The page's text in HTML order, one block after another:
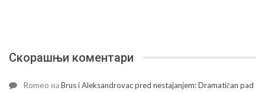
Скорашњи коментари
Romeo наBrus i Aleksandrovac pred nestajanjem: Dramatičan pad